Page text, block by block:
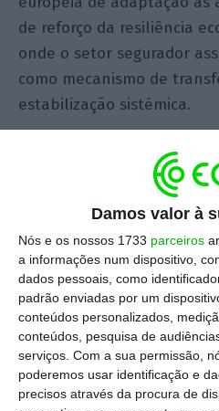
Damos valor à
Nós e os nossos 1733 parceiros
a informações num dispositivo,
dados pessoais, como
padrão enviadas por um
conteúdos personalizados,
conteúdos, pesquisa de
serviços. Com a sua permissão,
poderemos usar identificação e
precisos através da procura de
de reforço da resiliência
onde o setor segurador
como mecanismo de
estabilização sistémica.
Análise de riscos de
Um dos elementos
desenvolvimento e a
de dados como o RiskData
Data Hub,com introdução
identificador único de
Identifier – UID). Tais
recolha estruturada,
dados sobre perdas